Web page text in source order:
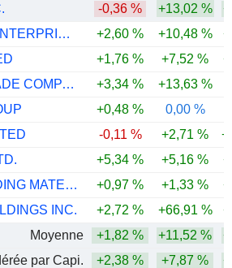
-0,36 % +13,02 %
FERGUSON ENTERPRISES INC.
+2,60 % +10,48 %
+1,76 % +7,52 %
BOISE CASCADE COMPANY
+3,34 % +13,63 %
+0,48 % 0,00 %
-0,11 % +2,71 %
+5,34 % +5,16 %
DOMAN BUILDING MATERIALS GROUP LTD.
+0,97 % +1,33 %
INC.
+2,72 % +66,91 %
Moyenne
+1,82 % +11,52 %
par Capi.
+2,38 % +7,87 %